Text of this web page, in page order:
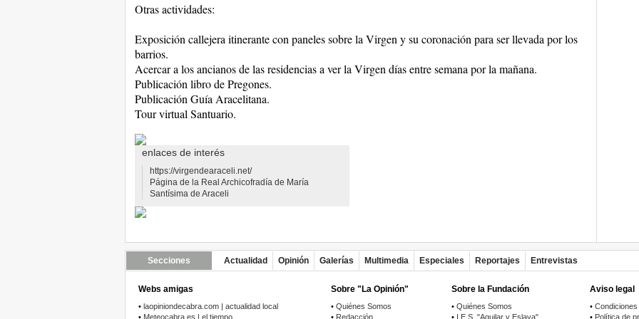
Otras actividades:
Exposición callejera itinerante con paneles sobre la Virgen y su coronación para ser llevada por los
barrios.
Acercar a los ancianos de las residencias a ver la Virgen días entre semana por la mañana.
Publicación libro de Pregones.
Publicación Guía Aracelitana.
Tour virtual Santuario.
enlaces de interés
https://virgendearaceli.net/
Página de la Real Archicofradía de María
Santísima de Araceli
Secciones Actualidad Opinión Galerías Multimedia Especiales Reportajes Entrevistas
Webs amigas
• laopiniondecabra.com | actualidad local
• Meteocabra.es | el tiempo
Sobre "La Opinión"
• Quiénes Somos
• Redacción
Sobre la Fundación
• Quiénes Somos
• I.E.S. "Aguilar y Eslava"
Aviso legal
•
• Política de